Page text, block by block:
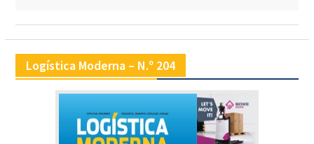
Logística Moderna – N.º 204